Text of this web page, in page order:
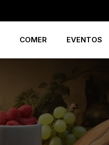
COMER EVENTOS